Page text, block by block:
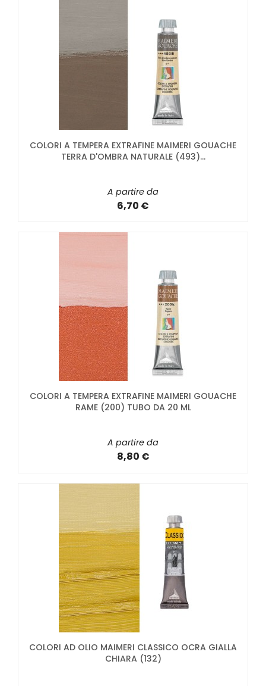
COLORI A TEMPERA EXTRAFINE MAIMERI GOUACHE
TERRA D'OMBRA NATURALE (493)...
A partire da
6,70 €
COLORI A TEMPERA EXTRAFINE MAIMERI GOUACHE
RAME (200) TUBO DA 20 ML
A partire da
8,80 €
COLORI AD OLIO MAIMERI CLASSICO OCRA GIALLA
CHIARA (132)